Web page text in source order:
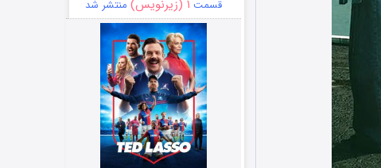
قسمت ۱ (زیرنویس) منتشر شد